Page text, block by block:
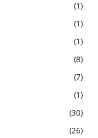
1
1
1
8
7
1
30
26